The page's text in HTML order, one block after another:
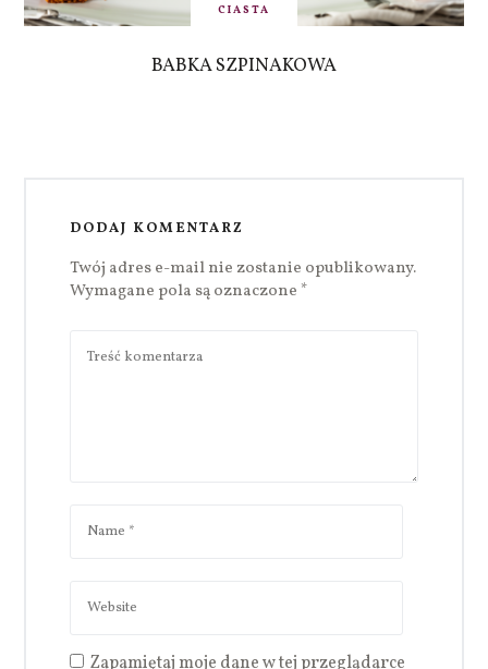
CIASTA
BABKA SZPINAKOWA
DODAJ KOMENTARZ
Twój adres e-mail nie zostanie opublikowany.
Wymagane pola są oznaczone *
Zapamiętaj moje dane w tej przeglądarce